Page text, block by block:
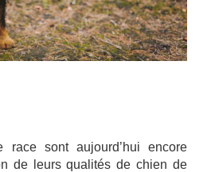
race sont aujourd’hui encore
de leurs qualités de chien de